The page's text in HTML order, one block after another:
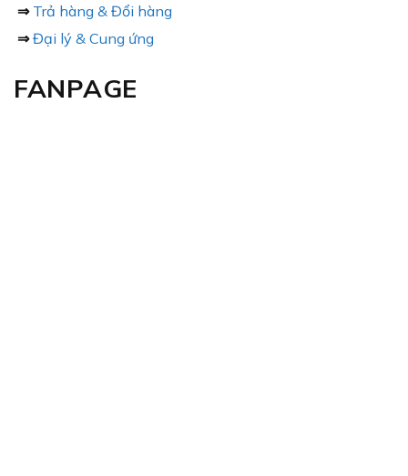
⇒ Trả hàng & Đổi hàng
⇒ Đại lý & Cung ứng
FANPAGE